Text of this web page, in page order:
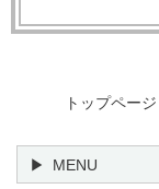
トップページ
MENU